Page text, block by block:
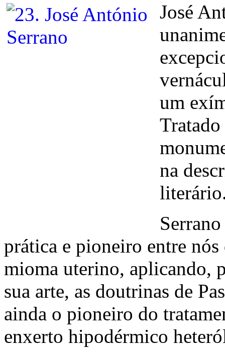
José
um
na
prática e pioneiro entre
mioma uterino, aplicando,
sua arte, as doutrinas de
ainda o pioneiro do
enxerto hipodérmico